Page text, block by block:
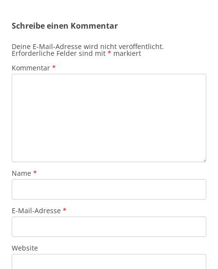
Schreibe einen Kommentar
Deine E-Mail-Adresse wird nicht veröffentlicht.
Erforderliche Felder sind mit * markiert
Kommentar *
Name *
E-Mail-Adresse *
Website